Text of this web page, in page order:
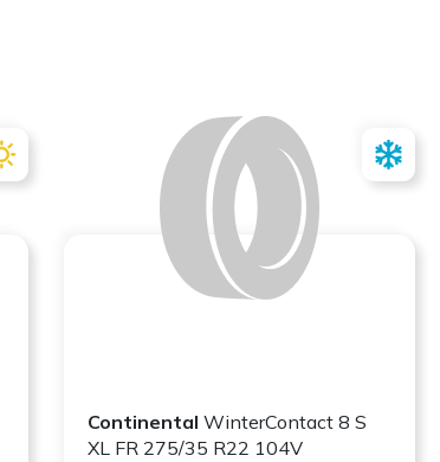
Continental WinterContact 8 S
XL FR 275/35 R22 104V